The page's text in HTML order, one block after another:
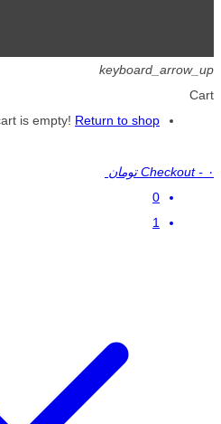
keyboard_arrow_up
Cart
is empty! Return to shop
Checkout - ۰ تومان
0
1